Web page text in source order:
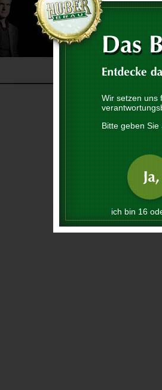
Wir setzen uns
Bitte geben
ich bin 16